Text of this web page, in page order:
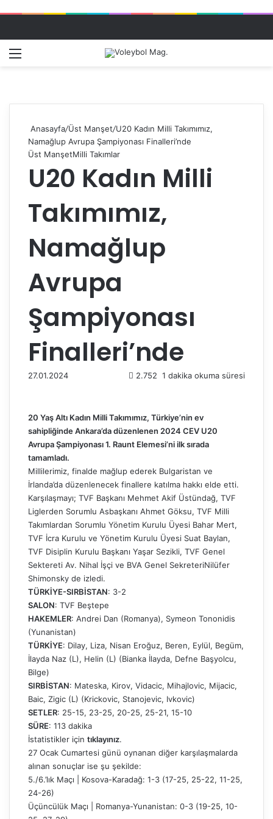
Anasayfa/Üst Manşet/U20 Kadın Milli Takımımız,
Namağlup Avrupa Şampiyonası Finalleri’nde
Üst ManşetMilli Takımlar
U20 Kadın Milli
Takımımız,
Namağlup
Avrupa
Şampiyonası
Finalleri’nde
27.01.2024 2.752 1 dakika okuma süresi
20 Yaş Altı Kadın Milli Takımımız, Türkiye’nin ev
sahipliğinde Ankara’da düzenlenen 2024 CEV U20
Avrupa Şampiyonası 1. Raunt Elemesi’ni ilk sırada
tamamladı.
Millilerimiz, finalde mağlup ederek Bulgaristan ve
İrlanda’da düzenlenecek finallere katılma hakkı elde etti.
Karşılaşmayı; TVF Başkanı Mehmet Akif Üstündağ, TVF
Liglerden Sorumlu Asbaşkanı Ahmet Göksu, TVF Milli
Takımlardan Sorumlu Yönetim Kurulu Üyesi Bahar Mert,
TVF İcra Kurulu ve Yönetim Kurulu Üyesi Suat Baylan,
TVF Disiplin Kurulu Başkanı Yaşar Sezikli, TVF Genel
Sektereti Av. Nihal İşçi ve BVA Genel SekreteriNilüfer
Shimonsky de izledi.
TÜRKİYE-SIRBİSTAN: 3-2
SALON: TVF Beştepe
HAKEMLER: Andrei Dan (Romanya), Symeon Tononidis
(Yunanistan)
TÜRKİYE: Dilay, Liza, Nisan Eroğuz, Beren, Eylül, Begüm,
İlayda Naz (L), Helin (L) (Bianka İlayda, Defne Başyolcu,
Bilge)
SIRBİSTAN: Mateska, Kirov, Vidacic, Mihajlovic, Mijacic,
Baic, Zigic (L) (Krickovic, Stanojevic, Ivkovic)
SETLER: 25-15, 23-25, 20-25, 25-21, 15-10
SÜRE: 113 dakika
İstatistikler için tıklayınız.
27 Ocak Cumartesi günü oynanan diğer karşılaşmalarda
alınan sonuçlar ise şu şekilde:
5./6.’lık Maçı | Kosova-Karadağ: 1-3 (17-25, 25-22, 11-25,
24-26)
Üçüncülük Maçı | Romanya-Yunanistan: 0-3 (19-25, 10-